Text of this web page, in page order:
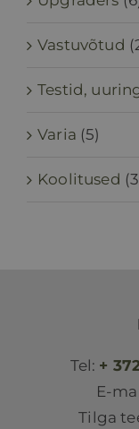
Vastuvõtud
Testid,
Varia (5)
Koolitused
Tel: +
E-
Tilga